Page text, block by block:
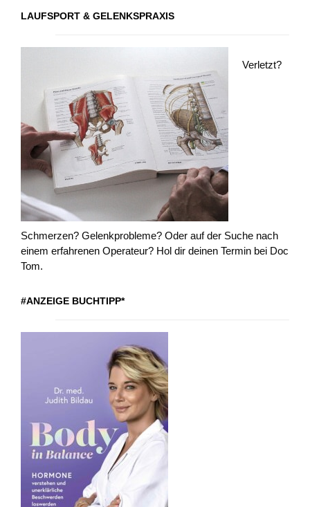
LAUFSPORT & GELENKSPRAXIS
Verletzt?
Schmerzen? Gelenkprobleme? Oder auf der Suche nach
einem erfahrenen Operateur? Hol dir deinen Termin bei Doc
Tom.
#ANZEIGE BUCHTIPP*